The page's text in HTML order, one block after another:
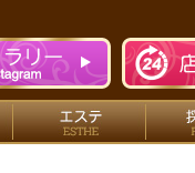
アイスパ ハイ